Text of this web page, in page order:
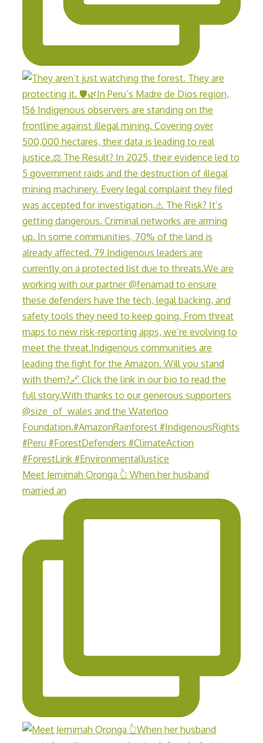
Meet Jemimah Oronga 👆 When her husband
married an